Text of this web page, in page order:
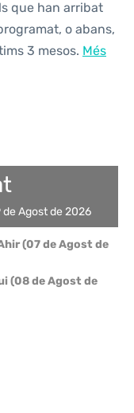
que han arribat
o abans,
3 mesos. Més
Agost de 2026
(07 de Agost de
(08 de Agost de